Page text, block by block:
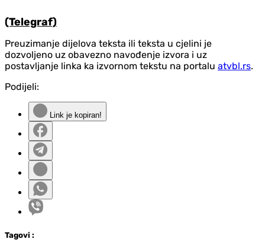
(Telegraf)
Preuzimanje dijelova teksta ili teksta u cjelini je
dozvoljeno uz obavezno navođenje izvora i uz
postavljanje linka ka izvornom tekstu na portalu atvbl.rs.
Podijeli:
Link je kopiran!
Tagovi :